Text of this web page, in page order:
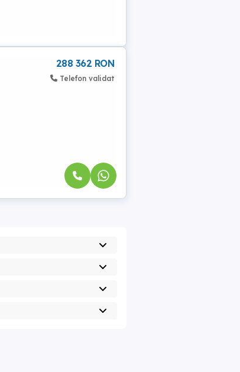
288 362 RON
Telefon validat